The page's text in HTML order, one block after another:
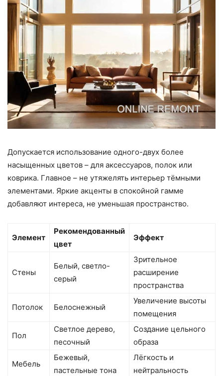
Допускается использование одного-двух более
насыщенных цветов – для аксессуаров, полок или
коврика. Главное – не утяжелять интерьер тёмными
элементами. Яркие акценты в спокойной гамме
добавляют интереса, не уменьшая пространство.
Элемент
Рекомендованный
цвет
Эффект
Стены
Белый, светло-
серый
Зрительное
расширение
пространства
Потолок Белоснежный
Увеличение высоты
помещения
Пол
Светлое дерево,
песочный
Создание цельного
образа
Мебель
Бежевый,
пастельные тона
Лёгкость и
нейтральность